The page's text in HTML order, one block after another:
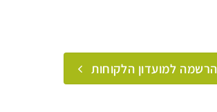
למועדון הלקוחות